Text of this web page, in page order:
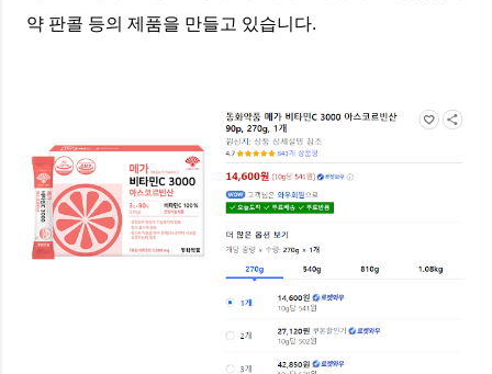
약 판콜 등의 제품을 만들고 있습니다.